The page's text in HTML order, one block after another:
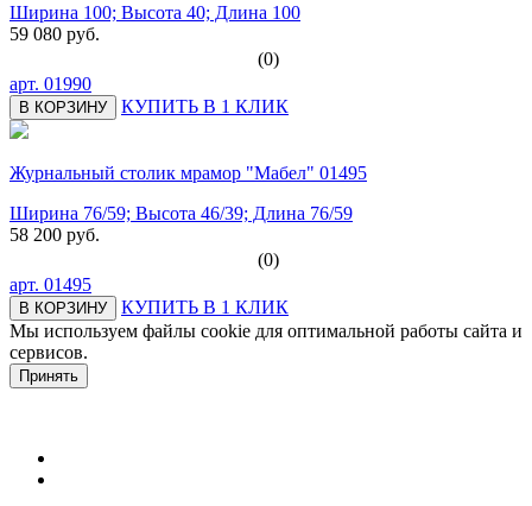
Ширина 100; Высота 40; Длина 100
59 080 руб.
(0)
арт. 01990
В КОРЗИНУ КУПИТЬ В 1 КЛИК
Журнальный столик мрамор "Мабел" 01495
Ширина 76/59; Высота 46/39; Длина 76/59
58 200 руб.
(0)
арт. 01495
В КОРЗИНУ
КУПИТЬ В 1 КЛИК
Мы используем файлы cookie для оптимальной работы сайта и
сервисов.
Принять